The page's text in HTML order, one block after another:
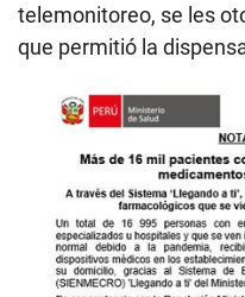
telemonitoreo, se les
que permitió la